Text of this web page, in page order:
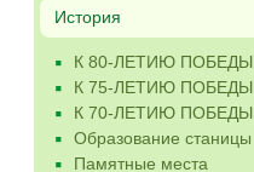
История
К 80-ЛЕТИЮ ПОБЕДЫ
К 75-ЛЕТИЮ ПОБЕДЫ
К 70-ЛЕТИЮ ПОБЕДЫ
Образование станицы
Памятные места